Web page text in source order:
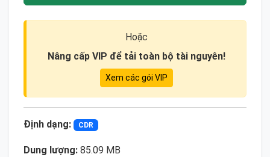
Hoặc
Nâng cấp VIP để tải toàn bộ tài nguyên!
Xem các gói VIP
Định dạng: CDR
Dung lượng: 85.09 MB